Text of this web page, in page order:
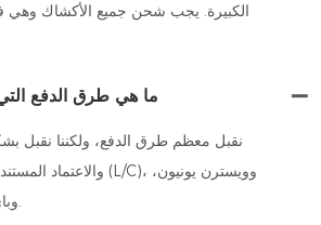
الكبيرة. يجب شحن جميع الأكشاك وهي
ما هي طرق الدفع
نقبل معظم طرق الدفع، ولكننا نقبل
وباي بال، وموني جرام.